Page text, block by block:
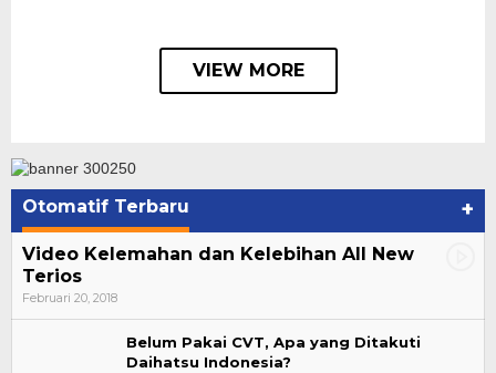
VIEW MORE
Otomatif Terbaru +
Video Kelemahan dan Kelebihan All New
Terios
Februari 20, 2018
Belum Pakai CVT, Apa yang Ditakuti
Daihatsu Indonesia?